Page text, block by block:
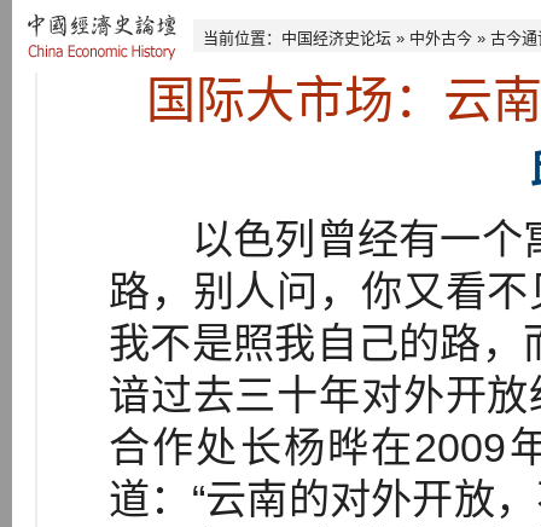
当前位置： 中国经济史论坛 » 中外古今 » 古今通
国际大市场：云
以色列曾经有一个
路，别人问，你又看
我不是照我自己的路，
谙过去三十年对外开
合作处长杨晔在2009
道：“云南的对外开放